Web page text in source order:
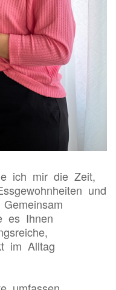
ich mir die Zeit,
und
es Ihnen
im Alltag